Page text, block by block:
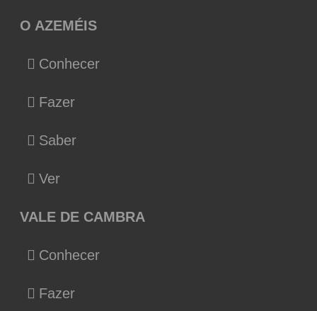
O AZEMÉIS
Conhecer
Fazer
Saber
Ver
VALE DE CAMBRA
Conhecer
Fazer